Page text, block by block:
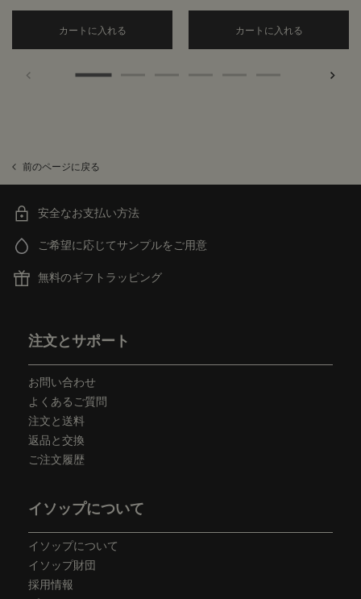
カートに入れる Add the ポリッシング バー ソープ to cart
カートに入れる
前のページに戻る
安全なお支払い方法
ご希望に応じてサンプルをご用意
無料のギフトラッピング
注文とサポート
お問い合わせ
よくあるご質問
注文と送料
返品と交換
ご注文履歴
イソップについて
イソップについて
イソップ財団
採用情報